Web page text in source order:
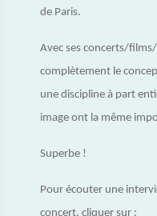
de Paris.
Avec ses concerts/
complètement le
une discipline à part
image ont la même
Superbe !
Pour écouter une
concert, cliquer sur :